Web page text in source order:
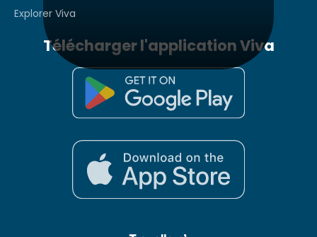
Explorer Viva
Télécharger l'application Viva